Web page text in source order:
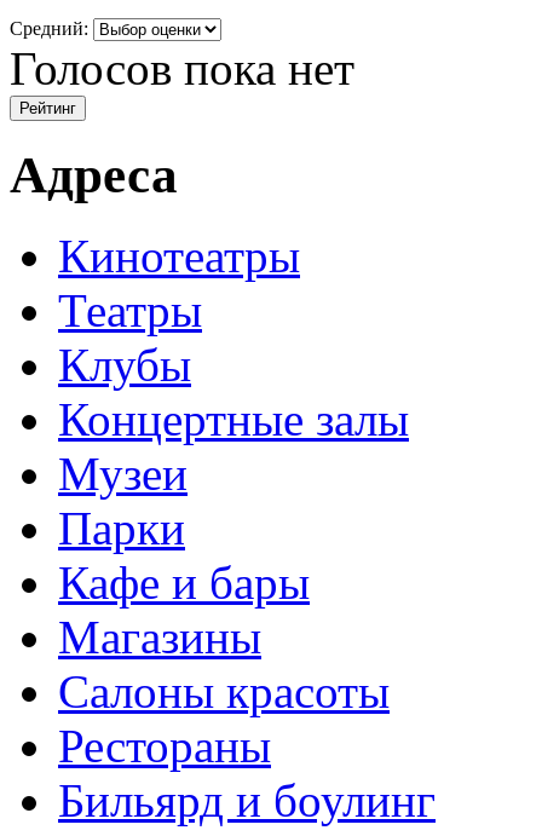
Средний:
Голосов пока нет
Адреса
Кинотеатры
Театры
Клубы
Концертные залы
Музеи
Парки
Кафе и бары
Магазины
Салоны красоты
Рестораны
Бильярд и боулинг